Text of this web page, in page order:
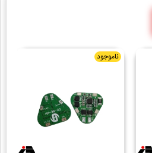
ناموجود